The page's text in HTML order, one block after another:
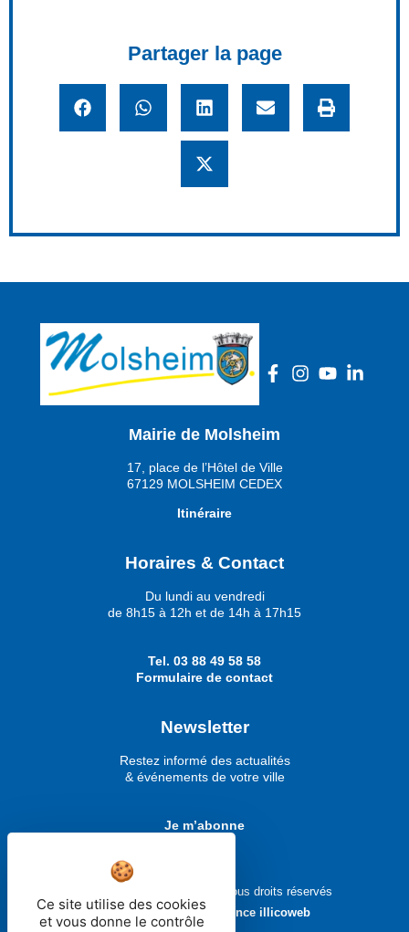
Partager la page
Mairie de Molsheim
17, place de l’Hôtel de Ville
67129 MOLSHEIM CEDEX
Itinéraire
Horaires & Contact
Du lundi au vendredi
de 8h15 à 12h et de 14h à 17h15
Tel. 03 88 49 58 58
Formulaire de contact
Newsletter
Restez informé des actualités
& événements de votre ville
Je m’abonne
Ville de Molsheim © 2026 - Tous droits réservés
Réalisé avec ❤ par
l'agence illicoweb
Ce site utilise des cookies
et vous donne le contrôle